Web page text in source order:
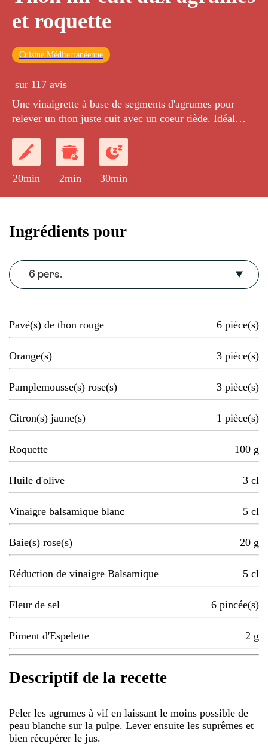
et roquette
Cuisine Méditerranéenne
sur 117 avis
Une vinaigrette à base de segments d'agrumes pour
relever un thon juste cuit avec un coeur tiède. Idéal
20min 2min 30min
Ingrédients pour
6 pers.
Pavé(s) de thon rouge 6 pièce(s)
Orange(s) 3 pièce(s)
Pamplemousse(s) rose(s) 3 pièce(s)
Citron(s) jaune(s) 1 pièce(s)
Roquette 100 g
Huile d'olive 3 cl
Vinaigre balsamique blanc 5 cl
Baie(s) rose(s) 20 g
Réduction de vinaigre Balsamique 5 cl
Fleur de sel 6 pincée(s)
Piment d'Espelette 2 g
Descriptif de la recette
Peler les agrumes à vif en laissant le moins possible de
peau blanche sur la pulpe. Lever ensuite les suprêmes et
bien récupérer le jus.